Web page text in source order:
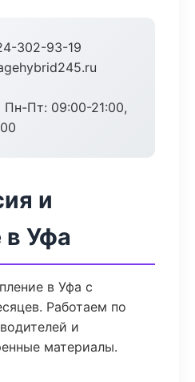
302-93-19
Пн-Пт: 09:00-21:00,
и
в Уфа
в Уфа с
Работаем по
и
материалы.